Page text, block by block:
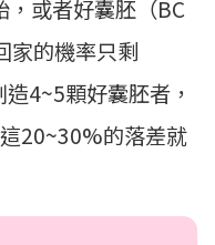
或者好囊胚（BC
家的機率只剩
4~5顆好囊胚者，
20~30%的落差就